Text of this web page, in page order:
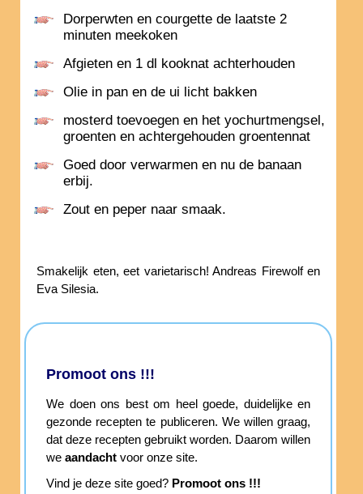
Dorperwten en courgette de laatste 2
minuten meekoken
Afgieten en 1 dl kooknat achterhouden
Olie in pan en de ui licht bakken
mosterd toevoegen en het yochurtmengsel,
groenten en achtergehouden groentennat
Goed door verwarmen en nu de banaan
erbij.
Zout en peper naar smaak.
Smakelijk eten, eet varietarisch! Andreas Firewolf en
Eva Silesia.
Promoot ons !!!
We doen ons best om heel goede, duidelijke en
gezonde recepten te publiceren. We willen graag,
dat deze recepten gebruikt worden. Daarom willen
we aandacht voor onze site.
Vind je deze site goed? Promoot ons !!!